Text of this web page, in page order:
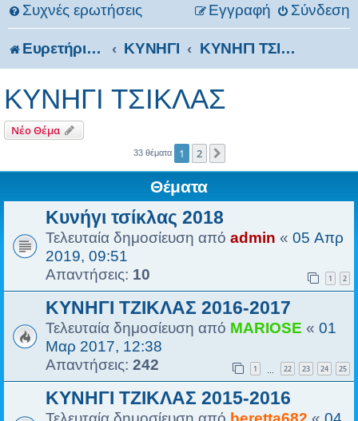
Συχνές ερωτήσεις Σύνδεση
Εγγραφή
Ευρετήριο Δ. Συζήτησης ΚΥΝΗΓΙ ΚΥΝΗΓΙ ΤΣΙΚΛΑΣ
ΚΥΝΗΓΙ ΤΣΙΚΛΑΣ
Νέο Θέμα
33 θέματα 1 2
Θέματα
Κυνήγι τσίκλας 2018
Τελευταία δημοσίευση από admin « 05 Απρ
2019, 09:51
Απαντήσεις: 10 1 2
ΚΥΝΗΓΙ ΤΖΙΚΛΑΣ 2016-2017
Τελευταία δημοσίευση από MARIOSE « 01
Μαρ 2017, 12:38
Απαντήσεις: 242 1 … 22 23 24 25
ΚΥΝΗΓΙ ΤΖΙΚΛΑΣ 2015-2016